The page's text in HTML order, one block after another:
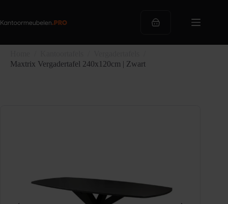
de
Winkelwagen
Maxtrix Vergadertafel 240x120cm | Zwart